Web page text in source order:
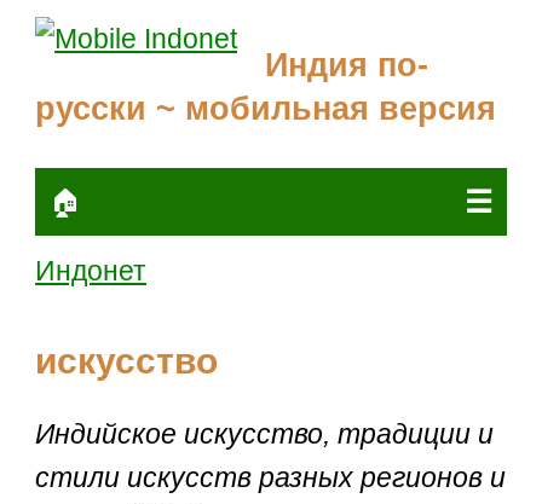
Индия по-
русски ~ мобильная версия
🏠 ☰
Индонет
искусство
Индийское искусство, традиции и
стили искусств разных регионов и